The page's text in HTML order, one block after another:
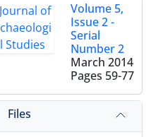
Volume 5,
Issue 2 -
Serial
Number 2
March 2014
Pages 59-77
Files